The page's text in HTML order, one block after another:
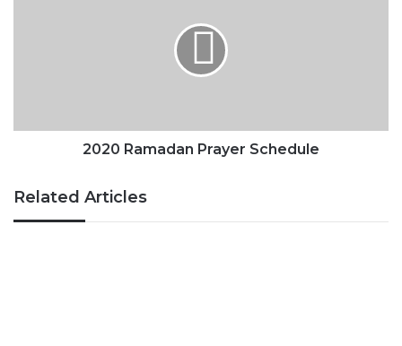
2020 Ramadan Prayer Schedule
Related Articles